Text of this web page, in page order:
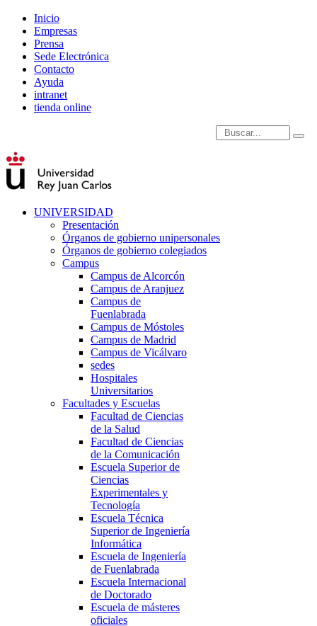
Inicio
Empresas
Prensa
Sede Electrónica
Contacto
Ayuda
intranet
tienda online
Introduce términos de
UNIVERSIDAD
Presentación
Órganos de gobierno unipersonales
Órganos de gobierno colegiados
Campus
Campus de Alcorcón
Campus de Aranjuez
Campus de
Fuenlabrada
Campus de Móstoles
Campus de Madrid
Campus de Vicálvaro
sedes
Hospitales
Universitarios
Facultades y Escuelas
Facultad de Ciencias
de la Salud
Facultad de Ciencias
de la Comunicación
Escuela Superior de
Ciencias
Experimentales y
Tecnología
Escuela Técnica
Superior de Ingeniería
Informática
Escuela de Ingeniería
de Fuenlabrada
Escuela Internacional
de Doctorado
Escuela de másteres
oficiales